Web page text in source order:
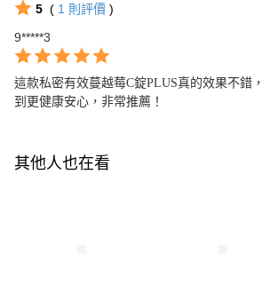
5 ( 1 則評價 )
9*****3
這款私密有效蔓越莓C錠PLUS真的效果不錯
到更健康安心，非常推薦！
其他人也在看